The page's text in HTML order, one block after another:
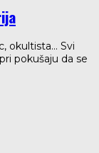
okultista... Svi
pokušaju da se